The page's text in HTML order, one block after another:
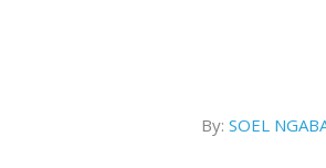
By: SOEL